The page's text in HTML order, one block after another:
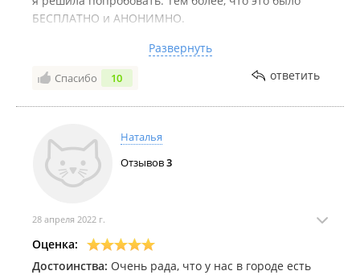
БЕСПЛАТНО и АНОНИМНО.
муж выздоравливает в содружестве АА. Я даже
болеть меньше стала. Чтобы мне помогало - нужно
просто захотеть, чтобы мне помогли другие люди.
Здесь я могу поделиться тем, что не скажу в социуме
критиковать и давать советы.
Живу и радуюсь жизни.
Развернуть
Спасибо 10 ответить
Наталья
Отзывов3
28 апреля 2022 г.
Оценка:
Достоинства: Очень рада, что у нас в городе есть